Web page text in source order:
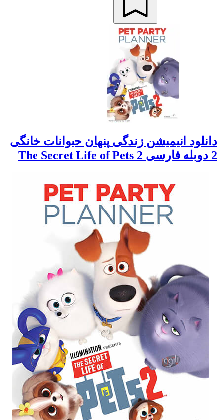
دانلود انیمیشن زندگی پنهان حیوانات خانگی
2 دوبله فارسی The Secret Life of Pets 2